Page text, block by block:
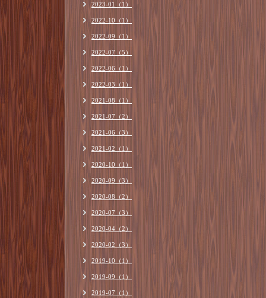
2023-01（1）
2022-10（1）
2022-09（1）
2022-07（5）
2022-06（1）
2022-03（1）
2021-08（1）
2021-07（2）
2021-06（3）
2021-02（1）
2020-10（1）
2020-09（3）
2020-08（2）
2020-07（3）
2020-04（2）
2020-02（3）
2019-10（1）
2019-09（1）
2019-07（1）